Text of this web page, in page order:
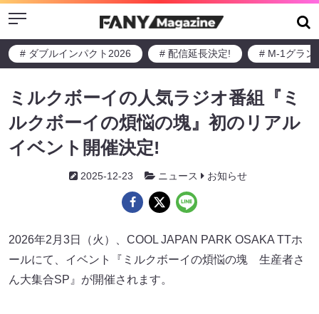
Menu
# ダブルインパクト2026 # 配信延長決定! # M-1グラン
ミルクボーイの人気ラジオ番組『ミ
ルクボーイの煩悩の塊』初のリアル
イベント開催決定!
2025-12-23 ニュース お知らせ
2026年2月3日（火）、COOL JAPAN PARK OSAKA TTホ
ールにて、イベント『ミルクボーイの煩悩の塊 生産者さ
ん大集合SP』が開催されます。